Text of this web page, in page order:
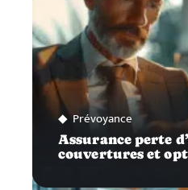
Prévoyance
Assurance perte
couvertures et